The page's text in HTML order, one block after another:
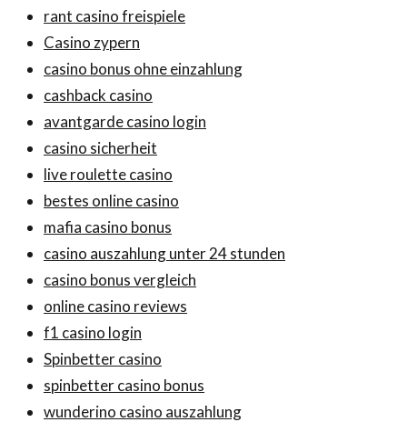
rant casino freispiele
Casino zypern
casino bonus ohne einzahlung
cashback casino
avantgarde casino login
casino sicherheit
live roulette casino
bestes online casino
mafia casino bonus
casino auszahlung unter 24 stunden
casino bonus vergleich
online casino reviews
f1 casino login
Spinbetter casino
spinbetter casino bonus
wunderino casino auszahlung